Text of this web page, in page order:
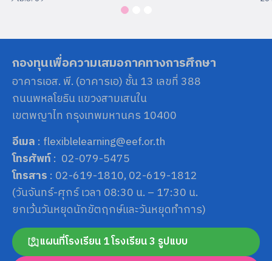
กองทุนเพื่อความเสมอภาคทางการศึกษา
อาคารเอส. พี. (อาคารเอ) ชั้น 13 เลขที่ 388
ถนนพหลโยธิน แขวงสามเสนใน
เขตพญาไท กรุงเทพมหานคร 10400
อีเมล : flexiblelearning@eef.or.th
โทรศัพท์: 02-079-5475
โทรสาร : 02-619-1810, 02-619-1812
(วันจันทร์-ศุกร์ เวลา 08:30 น. – 17:30 น.
ยกเว้นวันหยุดนักขัตฤกษ์และวันหยุดทำการ)
แผนที่โรงเรียน 1 โรงเรียน 3 รูปแบบ